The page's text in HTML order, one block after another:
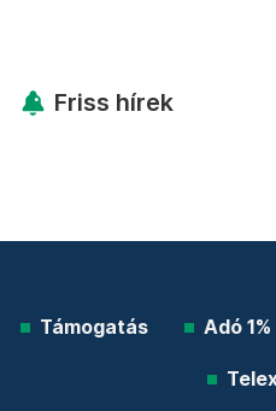
Friss hírek
Támogatás Adó